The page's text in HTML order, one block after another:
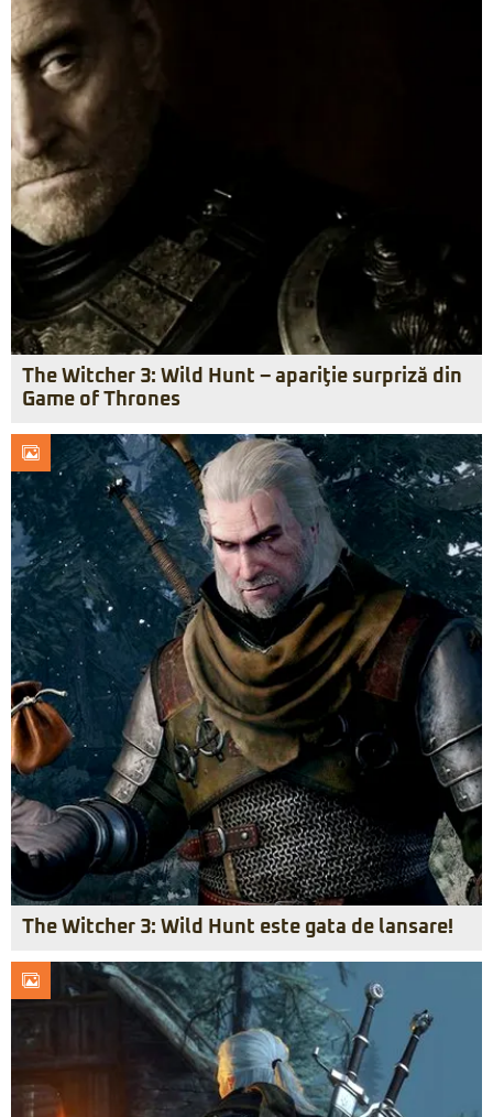
The Witcher 3: Wild Hunt – apariţie surpriză din
Game of Thrones
The Witcher 3: Wild Hunt este gata de lansare!